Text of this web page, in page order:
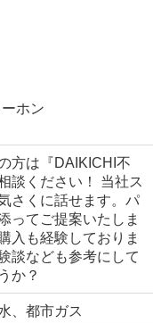
ホン
方は『DAIKICHI不
談ください！ 当社ス
さくに話せます。パ
ってご提案いたしま
入も経験しておりま
談なども参考にして
か？
、都市ガス